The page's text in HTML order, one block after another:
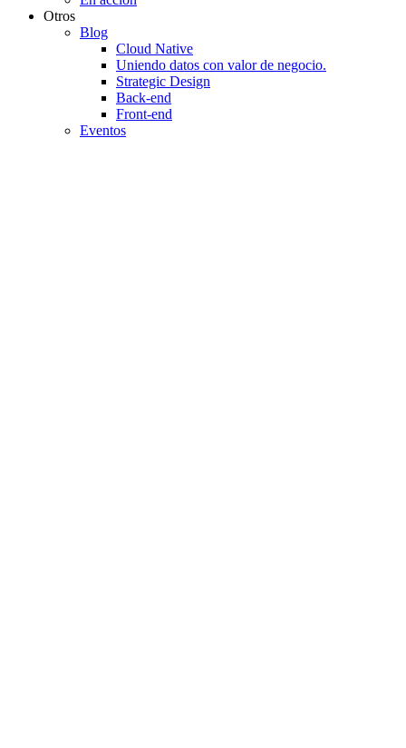
Otros
Blog
Cloud Native
Uniendo datos con valor de negocio.
Strategic Design
Back-end
Front-end
Eventos